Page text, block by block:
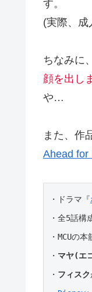
す。
(実際、成
ちなみに
顔を出し
や…
また、作
Ahead for
・ドラマ『
・全5話
・MCUの
・ マヤ(エ
・ フィスク